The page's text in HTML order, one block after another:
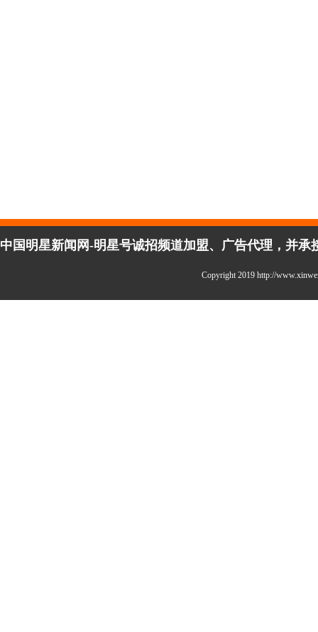
中国明星新闻网-明星号诚招频道加盟、广告代理，并
Copyright 2019 http://